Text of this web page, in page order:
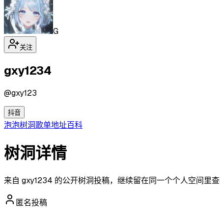
G
关注
gxy1234
@gxy123
抖音
泡泡树洞歌单地址百科
树洞详情
来自 gxy1234 的公开树洞投稿，继续留在同一个个人空间里查
匿名投稿